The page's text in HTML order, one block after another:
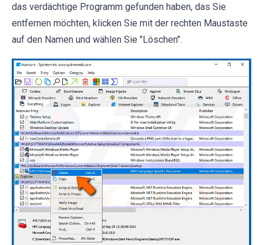
das verdächtige Programm gefunden haben, das Sie
entfernen möchten, klicken Sie mit der rechten Maustaste
auf den Namen und wählen Sie "Löschen".